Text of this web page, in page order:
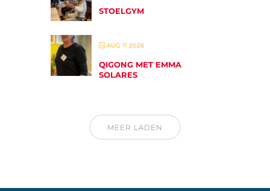
STOELGYM
AUG 11 2026
QIGONG MET EMMA
SOLARES
MEER LADEN